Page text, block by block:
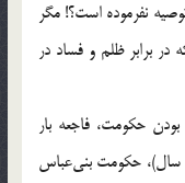
نفرموده‌ است؟! مگر
برابر ظلم‌ و فساد در
بودن‌ حکومت، فاجعه‌ بار
سال)، حکومت‌ بنی‌عباس‌